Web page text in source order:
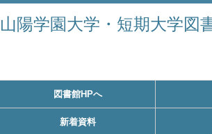
山陽学園大学・短期大学図
図書館HPへ
新着資料